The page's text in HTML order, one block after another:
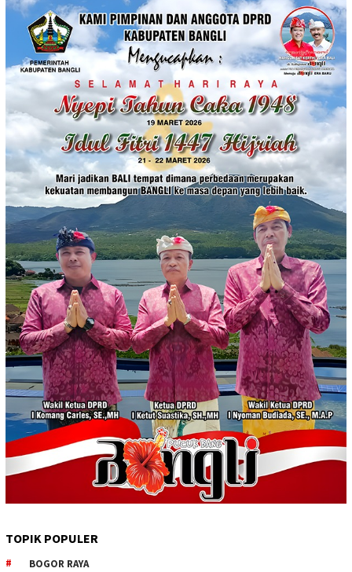
TOPIK POPULER
BOGOR RAYA